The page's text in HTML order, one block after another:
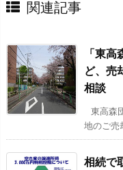
関連記事
「東
ど、売
相談
東高森
地のご売
相続で